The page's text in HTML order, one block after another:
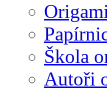
Škola
Autoři